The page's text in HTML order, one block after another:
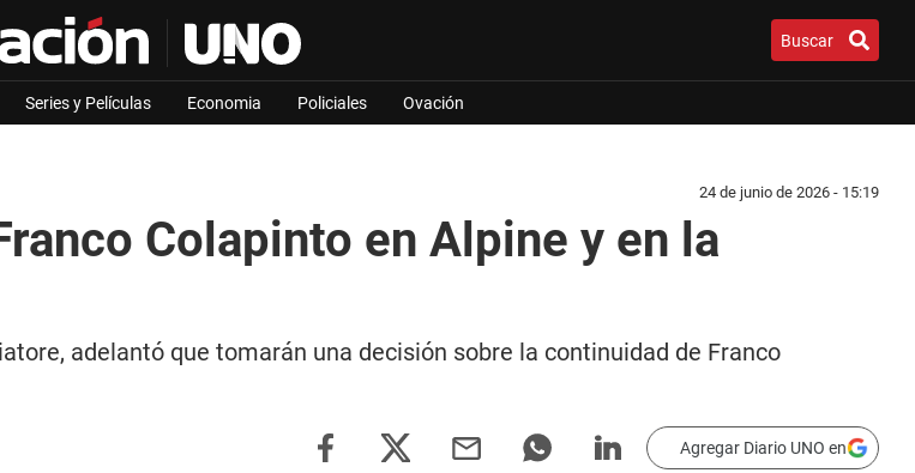
Buscar
Series y Películas Economia Policiales Ovación
24 de junio de 2026 - 15:19
Colapinto en Alpine y en la
adelantó que tomarán una decisión sobre la continuidad de Franco
Agregar Diario UNO en